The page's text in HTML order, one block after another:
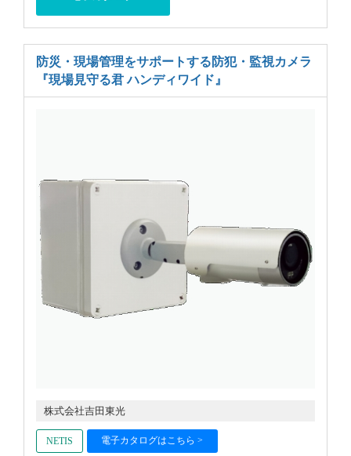
防災・現場管理をサポートする防犯・監視カメラ
『現場見守る君 ハンディワイド』
株式会社吉田東光
NETIS 電子カタログはこちら >